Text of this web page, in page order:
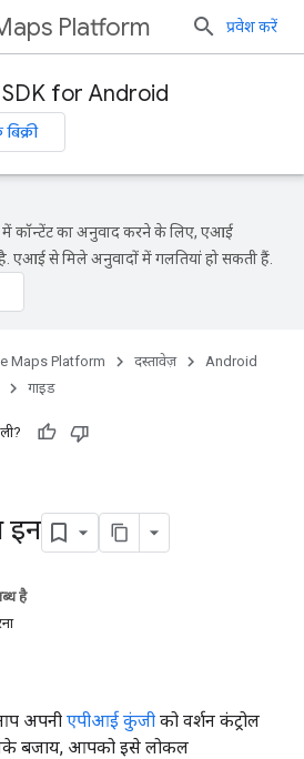
Platform प्रवेश करें
for Android
में कॉन्टेंट का अनुवाद करने के लिए, एआई
एआई से मिले अनुवादों में गलतियां हो सकती हैं.
Maps Platform दस्तावेज़
Android
गाइड
इन
है
अपनी एपीआई कुंजी को वर्शन कंट्रोल
बजाय, आपको इसे लोकल